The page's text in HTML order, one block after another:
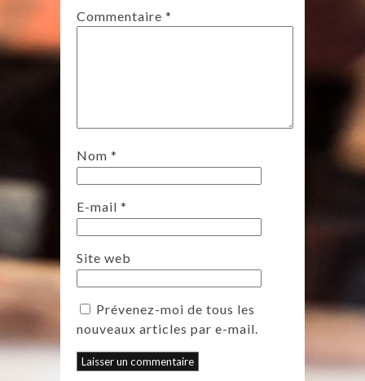
Commentaire *
Nom *
E-mail *
Site web
Prévenez-moi de tous les
nouveaux articles par e-mail.